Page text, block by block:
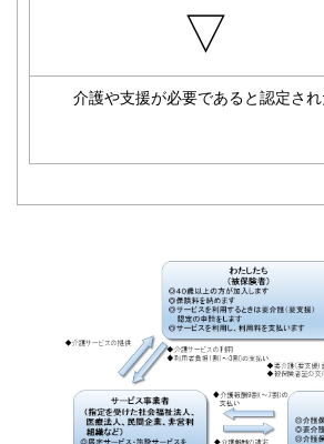
▽
介護や支援が必要であると認定さ